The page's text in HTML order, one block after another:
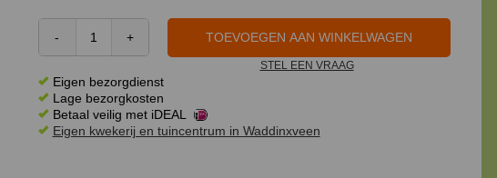
Vaccinium
(Blauwe
bes)
aantal
TOEVOEGEN AAN WINKELWAGEN
STEL EEN VRAAG
Eigen bezorgdienst
Lage bezorgkosten
Betaal veilig met iDEAL
Eigen kwekerij en tuincentrum in Waddinxveen